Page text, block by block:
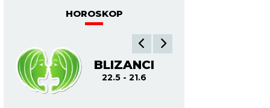
HOROSKOP
BLIZANCI
22.5 - 21.6